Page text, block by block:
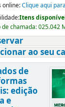
online:Clique aqui
Itens
chamada:025.042
ao seu
de
edição
e